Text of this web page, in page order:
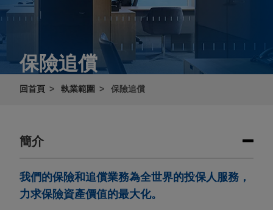
保險追償
回首頁 執業範圍 保險追償
簡介
我們的保險和追償業務為全世界的投保人服務，
力求保險資產價值的最大化。